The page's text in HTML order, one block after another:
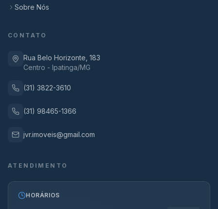
Sobre Nós
CONTATO
Rua Belo Horizonte, 183
Centro - Ipatinga/MG
(31) 3822-3610
(31) 98465-1366
jvr.imoveis@gmail.com
ATENDIMENTO
HORÁRIOS